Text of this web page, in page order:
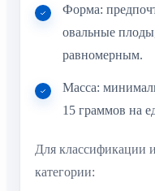
Форма:
овальные
равномерным.
Масса:
15 граммов на
Для классификации
категории: